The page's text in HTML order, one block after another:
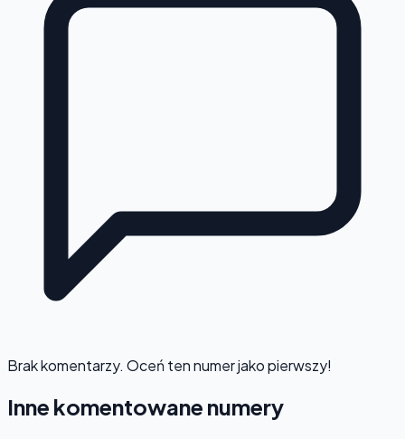
Brak komentarzy. Oceń ten numer jako pierwszy!
Inne komentowane numery